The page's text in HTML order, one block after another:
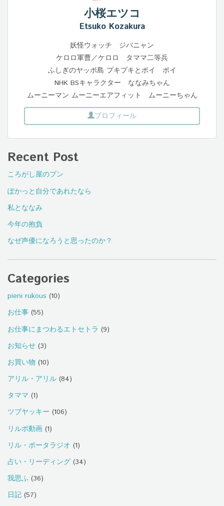
小桜エツコ
Etsuko Kozakura
妖怪ウォッチ ジバニャン
ケロロ軍曹／ケロロ タママ二等兵
ふしぎのヤッポ島 プキプキとポイ ポイ
NHK BSキャラクター ななみちゃん
ムーニーマン ムーニーエアフィット ムーニーちゃん
プロフィール
Recent Post
ころがし屋のプン
ぽかっと自分であれたなら
私とななみ
今年の抱負
なぜ声優になろうと思ったのか？
Categories
pieni rukous (10)
お仕事 (55)
お仕事にまつわるエトセトラ (9)
お知らせ (3)
お買い物 (10)
アリル・アリル (84)
タママ (1)
ツブヤッキー (106)
リルポ動画 (1)
リル・ポータラジオ (1)
占い・リーディング (34)
我思ふ (36)
日記 (57)